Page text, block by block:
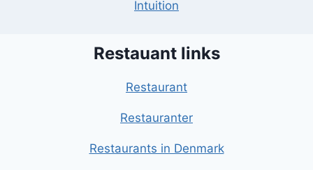
Intuition
Restauant links
Restaurant
Restauranter
Restaurants in Denmark